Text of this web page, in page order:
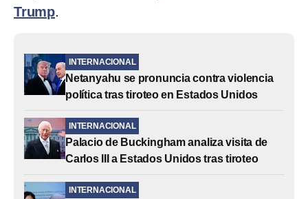
Trump.
INTERNACIONAL
Netanyahu se pronuncia contra violencia
política tras tiroteo en Estados Unidos
INTERNACIONAL
Palacio de Buckingham analiza visita de
Carlos III a Estados Unidos tras tiroteo
INTERNACIONAL